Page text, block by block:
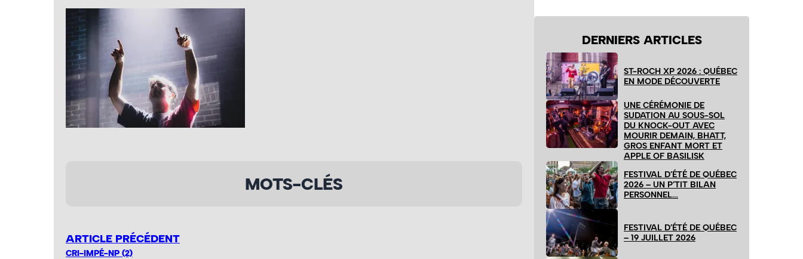
MOTS-CLÉS
ARTICLE PRÉCÉDENT
CRI-IMPÉ-NP (2)
DERNIERS ARTICLES
ST-ROCH XP 2026 : QUÉBEC
EN MODE DÉCOUVERTE
UNE CÉRÉMONIE DE
SUDATION AU SOUS-SOL
DU KNOCK-OUT AVEC
MOURIR DEMAIN, BHATT,
GROS ENFANT MORT ET
APPLE OF BASILISK
FESTIVAL D’ÉTÉ DE QUÉBEC
2026 – UN P’TIT BILAN
PERSONNEL…
FESTIVAL D’ÉTÉ DE QUÉBEC
– 19 JUILLET 2026